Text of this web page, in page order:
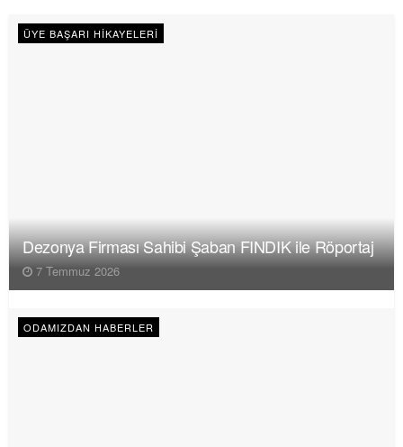
ÜYE BAŞARI HIKAYELERI
Dezonya Firması Sahibi Şaban FINDIK ile Röportaj
7 Temmuz 2026
ODAMIZDAN HABERLER